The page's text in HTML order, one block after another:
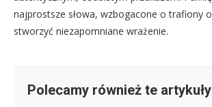
najprostsze słowa, wzbogacone o trafiony
stworzyć niezapomniane wrażenie.
Polecamy również te